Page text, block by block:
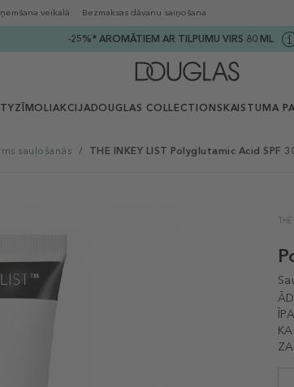
veikalā Bezmaksas dāvanu saiņošana
-25%* AROMĀTIEM AR TILPUMU VIRS 80 ML
ZĪMOLIAKCIJADOUGLAS COLLECTION SKAISTUMA
sauļošanās / THE INKEY LIST Polyglutamic Acid SPF